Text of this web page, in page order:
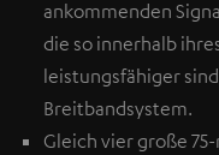
ankommenden
die so innerhalb
leistungsfähiger
Breitbandsystem.
Gleich vier große